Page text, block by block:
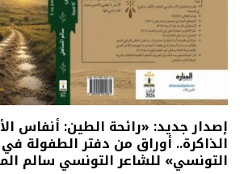
إصدار جديد: «رائحة الطين: أنفاس
الذاكرة.. أوراق من دفتر الطفولة
التونسي» للشاعر التونسي سالم